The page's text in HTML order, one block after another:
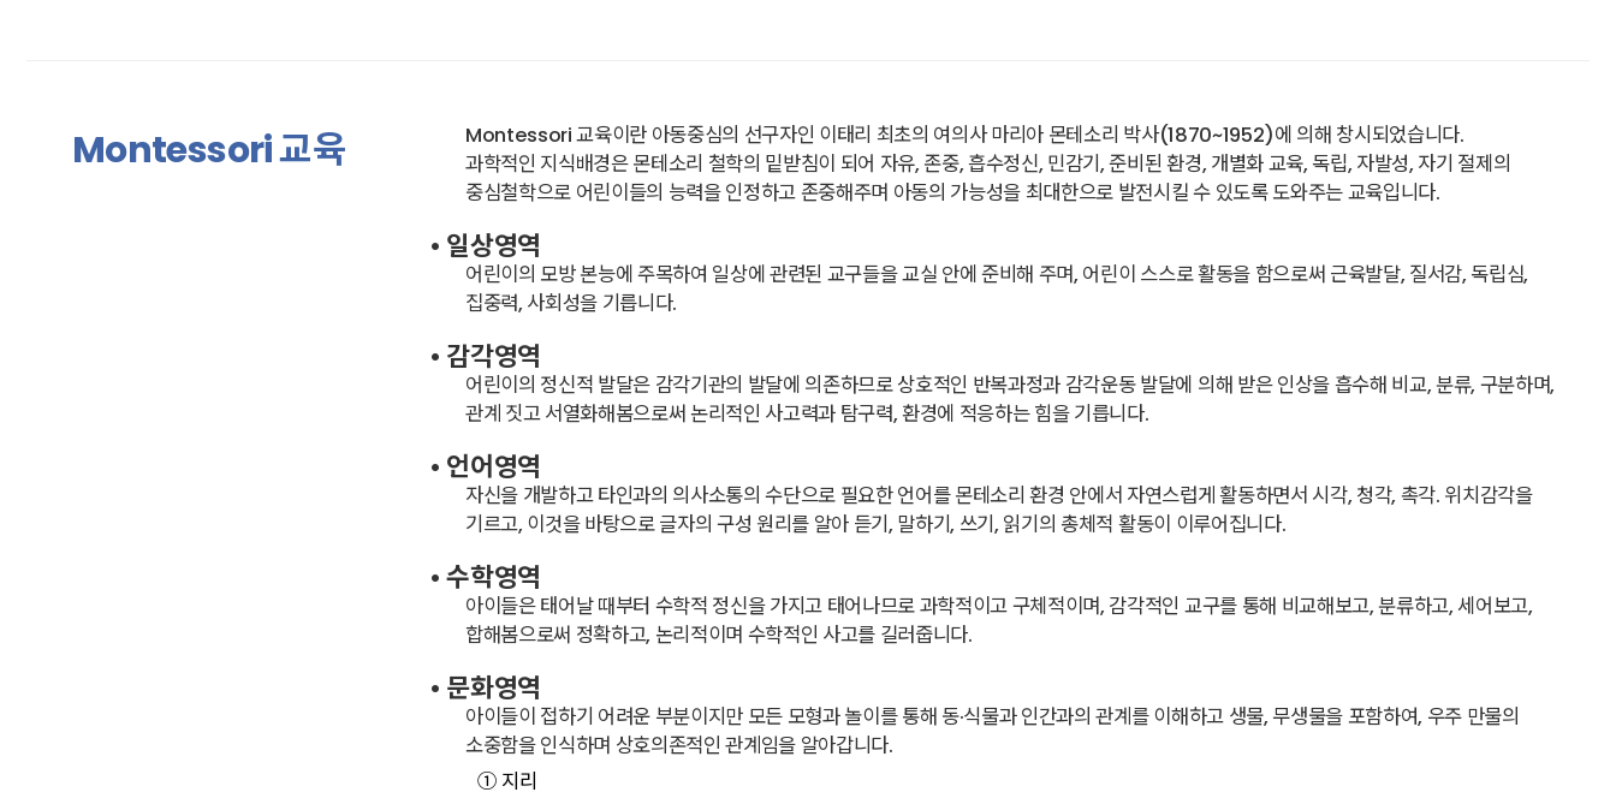
Montessori 교육
Montessori 교육이란 아동중심의 선구자인 이태리 최초의 여의사 마리아 몬테소리 박사(1870~1952)에 의해 창시되었습니다.
과학적인 지식배경은 몬테소리 철학의 밑받침이 되어 자유, 존중, 흡수정신, 민감기, 준비된 환경, 개별화 교육, 독립, 자발성, 자기 절제의
중심철학으로 어린이들의 능력을 인정하고 존중해주며 아동의 가능성을 최대한으로 발전시킬 수 있도록 도와주는 교육입니다.
• 일상영역
어린이의 모방 본능에 주목하여 일상에 관련된 교구들을 교실 안에 준비해 주며, 어린이 스스로 활동을 함으로써 근육발달, 질서감, 독립심,
집중력, 사회성을 기릅니다.
• 감각영역
어린이의 정신적 발달은 감각기관의 발달에 의존하므로 상호적인 반복과정과 감각운동 발달에 의해 받은 인상을 흡수해 비교, 분류, 구분하며,
관계 짓고 서열화해봄으로써 논리적인 사고력과 탐구력, 환경에 적응하는 힘을 기릅니다.
• 언어영역
자신을 개발하고 타인과의 의사소통의 수단으로 필요한 언어를 몬테소리 환경 안에서 자연스럽게 활동하면서 시각, 청각, 촉각. 위치감각을
기르고, 이것을 바탕으로 글자의 구성 원리를 알아 듣기, 말하기, 쓰기, 읽기의 총체적 활동이 이루어집니다.
• 수학영역
아이들은 태어날 때부터 수학적 정신을 가지고 태어나므로 과학적이고 구체적이며, 감각적인 교구를 통해 비교해보고, 분류하고, 세어보고,
합해봄으로써 정확하고, 논리적이며 수학적인 사고를 길러줍니다.
• 문화영역
아이들이 접하기 어려운 부분이지만 모든 모형과 놀이를 통해 동·식물과 인간과의 관계를 이해하고 생물, 무생물을 포함하여, 우주 만물의
소중함을 인식하며 상호의존적인 관계임을 알아갑니다.
① 지리